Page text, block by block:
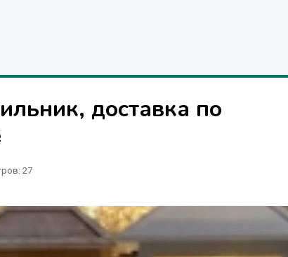
доставка по
27